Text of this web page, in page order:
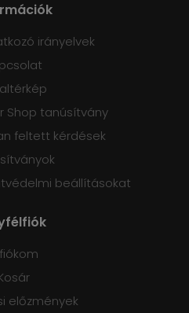
irányelvek
Shop tanúsítvány
feltett kérdések
beállításokat
előzmények